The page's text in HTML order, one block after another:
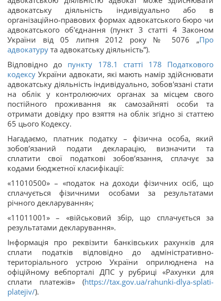
адвокатську діяльність індивідуально або в
організаційно-правових формах адвокатського бюро чи
адвокатського об'єднання (пункт 3 статті 4 Законом
України від 05 липня 2012 року № 5076 „Про
адвокатуру та адвокатську діяльність”).
Відповідно до пункту 178.1 статті 178 Податкового
кодексу України адвокати, які мають намір здійснювати
адвокатську діяльність індивідуально, зобов'язані стати
на облік у контролюючих органах за місцем свого
постійного проживання як самозайняті особи та
отримати довідку про взяття на облік згідно зі статтею
65 цього Кодексу.
Нагадаємо, платник податку – фізична особа, який
зобов’язаний подати декларацію, визначити та
сплатити свої податкові зобов’язання, сплачує за
кодами бюджетної класифікації:
«11010500» – «податок на доходи фізичних осіб, що
сплачується фізичними особами за результатами
річного декларування»;
«11011001» – «військовий збір, що сплачується за
результатами декларування».
Інформація про реквізити банківських рахунків для
сплати податків відповідно до адміністративно-
територіального устрою України оприлюднена на
офіційному вебпорталі ДПС у рубриці «Рахунки для
сплати платежів» (https://tax.gov.ua/rahunki-dlya-splati-
platejiv/).